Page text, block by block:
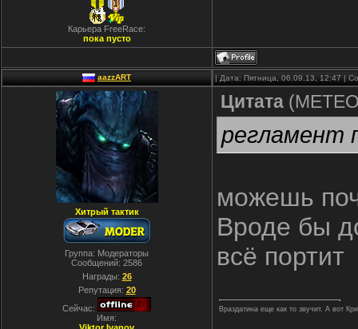
Карьера FreeRace:
пока пусто
aazzART | Дата: Пятница, 06.09.13, 12:47 |
Хитрый тактик
Группа: Модераторы
Сообщений: 2586
Награды: 26
Репутация: 20
Сейчас:
Имя:
Цитата (
регламент
можешь
Вроде бы
всё портит
Враздатина еще как то звучит. А вот